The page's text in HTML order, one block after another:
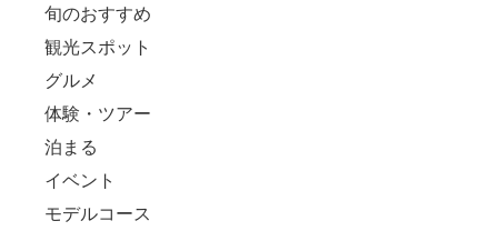
旬のおすすめ
観光スポット
グルメ
体験・ツアー
泊まる
イベント
モデルコース